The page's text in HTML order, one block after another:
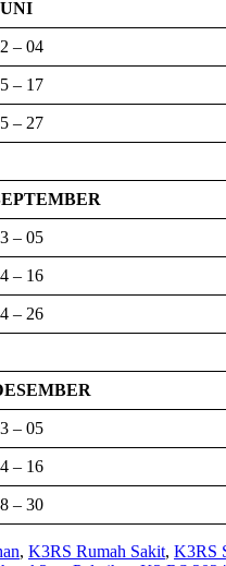
– 04
– 17
– 27
– 05
– 16
– 26
– 05
– 16
– 30
, K3RS Rumah Sakit, K3RS